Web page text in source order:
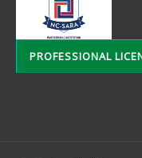
PROFESSIONAL